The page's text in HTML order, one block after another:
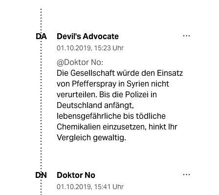
DA Devil's Advocate
01.10.2019, 15:23 Uhr
@Doktor No:
Die Gesellschaft würde den Einsatz
von Pfefferspray in Syrien nicht
verurteilen. Bis die Polizei in
Deutschland anfängt,
lebensgefährliche bis tödliche
Chemikalien einzusetzen, hinkt Ihr
Vergleich gewaltig.
DN Doktor No
01.10.2019, 15:41 Uhr